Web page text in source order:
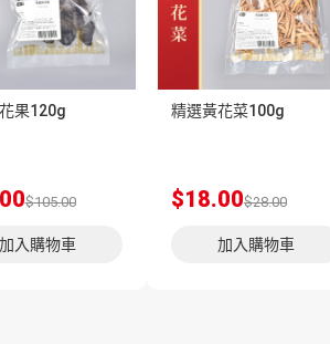
果120g
$105.00
加入購物車
精選黃花菜100g
$18.00$28.00
加入購物車